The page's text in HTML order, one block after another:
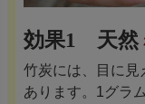
効果1 天然
竹炭には、目に見
あります。1グラ